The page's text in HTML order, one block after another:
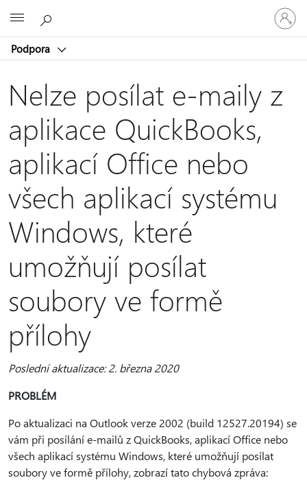
Podpora
Přihlaste
se
ke
účtu
Nelze posílat e-maily z
aplikace QuickBooks,
aplikací Office nebo
všech aplikací systému
Windows, které
umožňují posílat
soubory ve formě
přílohy
Poslední aktualizace: 2. března 2020
PROBLÉM
Po aktualizaci na Outlook verze 2002 (build 12527.20194) se
vám při posílání e-mailů z QuickBooks, aplikací Office nebo
všech aplikací systému Windows, které umožňují posílat
soubory ve formě přílohy, zobrazí tato chybová zpráva: